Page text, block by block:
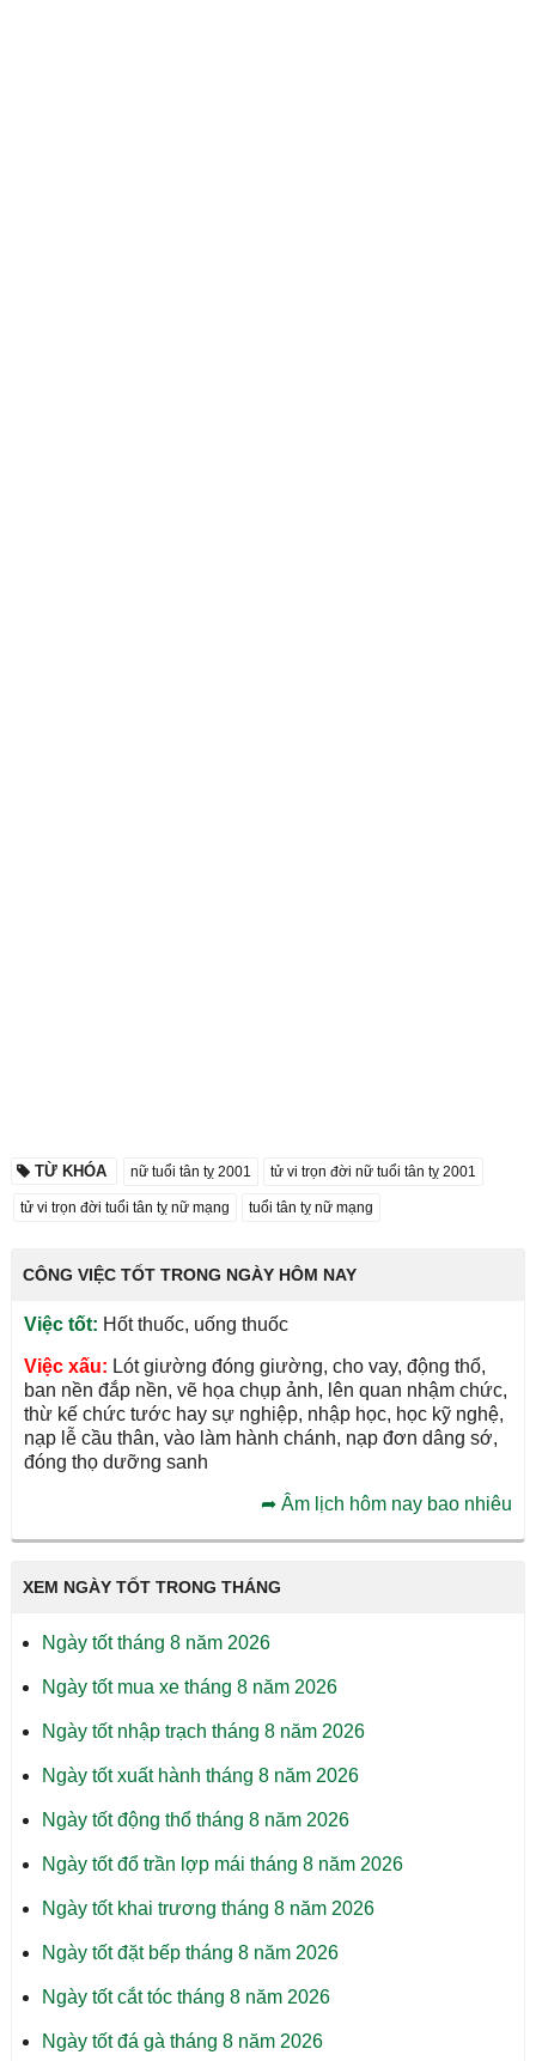
TỪ KHÓA nữ tuổi tân tỵ 2001 tử vi trọn đời nữ tuổi tân tỵ 2001
tử vi trọn đời tuổi tân tỵ nữ mạng tuổi tân tỵ nữ mạng
CÔNG VIỆC TỐT TRONG NGÀY HÔM NAY
Việc tốt: Hốt thuốc, uống thuốc
Việc xấu: Lót giường đóng giường, cho vay, động thổ,
ban nền đắp nền, vẽ họa chụp ảnh, lên quan nhậm chức,
thừ kế chức tước hay sự nghiệp, nhập học, học kỹ nghệ,
nạp lễ cầu thân, vào làm hành chánh, nạp đơn dâng sớ,
đóng thọ dưỡng sanh
➦Âm lịch hôm nay bao nhiêu
XEM NGÀY TỐT TRONG THÁNG
Ngày tốt tháng 8 năm 2026
Ngày tốt mua xe tháng 8 năm 2026
Ngày tốt nhập trạch tháng 8 năm 2026
Ngày tốt xuất hành tháng 8 năm 2026
Ngày tốt động thổ tháng 8 năm 2026
Ngày tốt đổ trần lợp mái tháng 8 năm 2026
Ngày tốt khai trương tháng 8 năm 2026
Ngày tốt đặt bếp tháng 8 năm 2026
Ngày tốt cắt tóc tháng 8 năm 2026
Ngày tốt đá gà tháng 8 năm 2026